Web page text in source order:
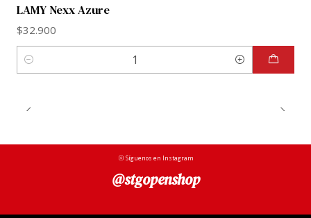
Largo aproximado cerrada: 13,8 a 15 cm
Peso aproximado: 18 a 23 g
La Nexx Black es ideal para quienes quieren una
pluma moderna y resistente sin entrar todavía al
europeo que privilegia la comodidad y la
LAMY Nexx Azure
$32.900
Cantidad
Síguenos en Instagram
@stgopenshop